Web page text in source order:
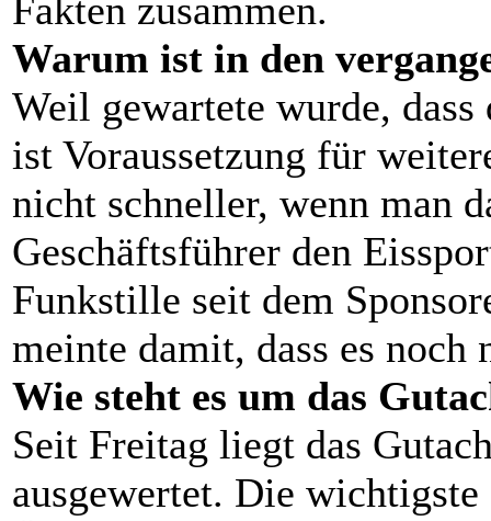
Fakten zusammen.
Warum ist in den
Weil gewartete wurde,
ist Voraussetzung für
nicht schneller, wenn man
Geschäftsführer den
Funkstille seit dem
meinte damit, dass es noch
Wie steht es um das
Seit Freitag liegt das
ausgewertet. Die